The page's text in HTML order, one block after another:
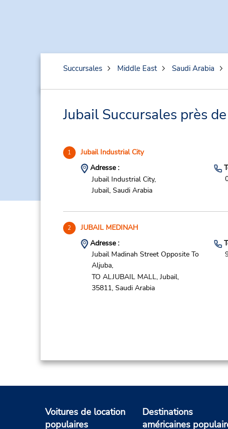
Succursales Middle East Saudi Arabia
Jubail Succursales près
1 Jubail Industrial City
Adresse :
Jubail Industrial City,
Jubail, Saudi Arabia
2 JUBAIL MEDINAH
Adresse :
Jubail Madinah Street Opposite To
Aljuba,
TO ALJUBAIL MALL, Jubail,
35811, Saudi Arabia
Voitures de location
populaires
Destinations
américaines